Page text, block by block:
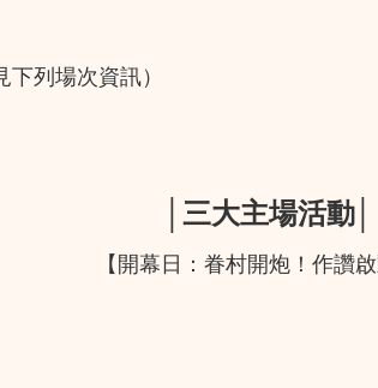
列場次資訊）
│三大主場活動│
【開幕日：眷村開炮！作讚啟